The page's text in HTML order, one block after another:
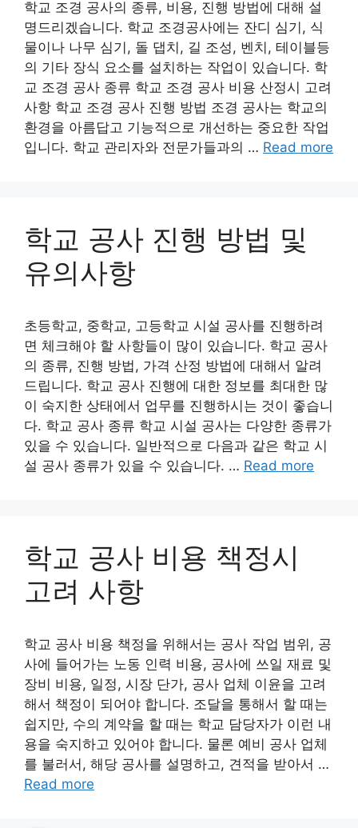
학교 조경 공사의 종류, 비용, 진행 방법에 대해 설
명드리겠습니다. 학교 조경공사에는 잔디 심기, 식
물이나 나무 심기, 돌 댑치, 길 조성, 벤치, 테이블등
의 기타 장식 요소를 설치하는 작업이 있습니다. 학
교 조경 공사 종류 학교 조경 공사 비용 산정시 고려
사항 학교 조경 공사 진행 방법 조경 공사는 학교의
환경을 아름답고 기능적으로 개선하는 중요한 작업
입니다. 학교 관리자와 전문가들과의 … Read more
학교 공사 진행 방법 및
유의사항
초등학교, 중학교, 고등학교 시설 공사를 진행하려
면 체크해야 할 사항들이 많이 있습니다. 학교 공사
의 종류, 진행 방법, 가격 산정 방법에 대해서 알려
드립니다. 학교 공사 진행에 대한 정보를 최대한 많
이 숙지한 상태에서 업무를 진행하시는 것이 좋습니
다. 학교 공사 종류 학교 시설 공사는 다양한 종류가
있을 수 있습니다. 일반적으로 다음과 같은 학교 시
설 공사 종류가 있을 수 있습니다. … Read more
학교 공사 비용 책정시
고려 사항
학교 공사 비용 책정을 위해서는 공사 작업 범위, 공
사에 들어가는 노동 인력 비용, 공사에 쓰일 재료 및
장비 비용, 일정, 시장 단가, 공사 업체 이윤을 고려
해서 책정이 되어야 합니다. 조달을 통해서 할 때는
쉽지만, 수의 계약을 할 때는 학교 담당자가 이런 내
용을 숙지하고 있어야 합니다. 물론 예비 공사 업체
를 불러서, 해당 공사를 설명하고, 견적을 받아서 …
Read more